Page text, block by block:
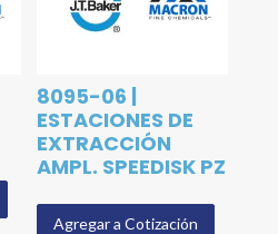
8095-06 |
ESTACIONES DE
EXTRACCIÓN
AMPL. SPEEDISK PZ
Agregar a Cotización